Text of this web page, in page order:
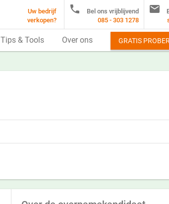
Uw bedrijf
verkopen?

Bel ons vrijblijvend
085 - 303 1278

Tips & Tools Over ons GRATIS